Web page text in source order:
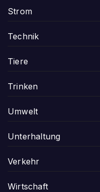
Strom
Technik
Tiere
Trinken
Umwelt
Unterhaltung
Verkehr
Wirtschaft